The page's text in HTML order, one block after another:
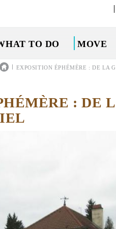
TO DO MOVE
| EXPOSITION ÉPHÉMÈRE : DE LA
: DE